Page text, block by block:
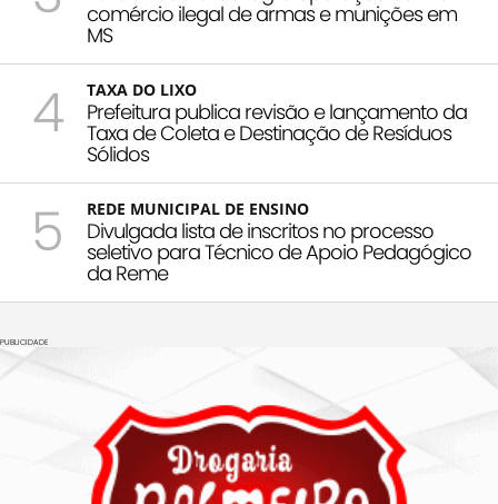
comércio ilegal de armas e munições em
MS
4 TAXA DO LIXO
Prefeitura publica revisão e lançamento da
Taxa de Coleta e Destinação de Resíduos
Sólidos
5 REDE MUNICIPAL DE ENSINO
Divulgada lista de inscritos no processo
seletivo para Técnico de Apoio Pedagógico
da Reme
PUBLICIDADE